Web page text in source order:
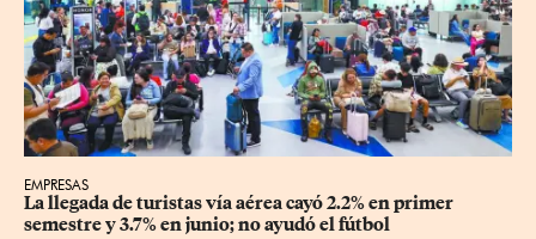
EMPRESAS
La llegada de turistas vía aérea cayó 2.2% en primer
semestre y 3.7% en junio; no ayudó el fútbol